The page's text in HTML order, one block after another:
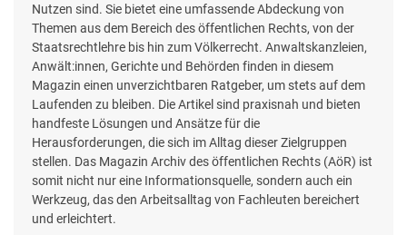
Nutzen sind. Sie bietet eine umfassende Abdeckung von
Themen aus dem Bereich des öffentlichen Rechts, von der
Staatsrechtlehre bis hin zum Völkerrecht. Anwaltskanzleien,
Anwält:innen, Gerichte und Behörden finden in diesem
Magazin einen unverzichtbaren Ratgeber, um stets auf dem
Laufenden zu bleiben. Die Artikel sind praxisnah und bieten
handfeste Lösungen und Ansätze für die
Herausforderungen, die sich im Alltag dieser Zielgruppen
stellen. Das Magazin Archiv des öffentlichen Rechts (AöR) ist
somit nicht nur eine Informationsquelle, sondern auch ein
Werkzeug, das den Arbeitsalltag von Fachleuten bereichert
und erleichtert.